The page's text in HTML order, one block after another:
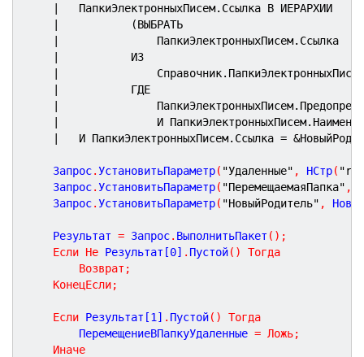
|	ПапкиЭлектронныхПисем.Ссылка В ИЕРАРХИИ
|			(ВЫБРАТЬ
|				ПапкиЭлектронныхПисем.Ссылка
|			ИЗ
|
|			ГДЕ
|
|				И
|	И ПапкиЭлектронныхПисем.Ссылка =
	Запрос
.УстановитьПараметр( "Удаленные" , НСтр( "ru
	Запрос
.УстановитьПараметр( "ПеремещаемаяПапка" ,
	Запрос
.УстановитьПараметр( "НовыйРодитель" ,
	Результат
= Запрос. ВыполнитьПакет ( ) ;
Если Не Результат[0] . Пустой( )
Тогда
Возврат ;
КонецЕсли;
Если Результат[1 ] . Пустой( )
Тогда
		ПеремещениеВПапкуУдаленные
= Ложь;
Иначе